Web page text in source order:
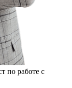
по работе с